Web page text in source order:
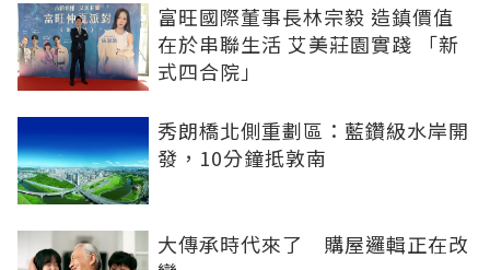
富旺國際董事長林宗毅 造鎮價值
在於串聯生活 艾美莊園實踐 「新
式四合院」
秀朗橋北側重劃區：藍鑽級水岸開
發，10分鐘抵敦南
大傳承時代來了 購屋邏輯正在改